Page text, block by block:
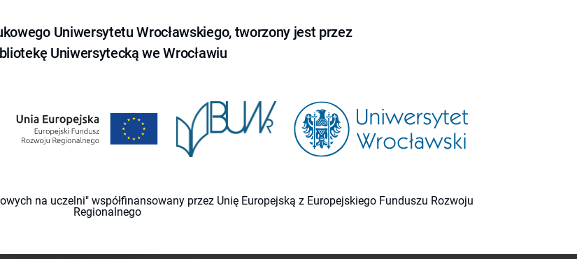
Uniwersytetu Wrocławskiego, tworzony jest przez
Uniwersytecką we Wrocławiu
na uczelni" współfinansowany przez Unię Europejską z Europejskiego Funduszu Rozwoju
Regionalnego